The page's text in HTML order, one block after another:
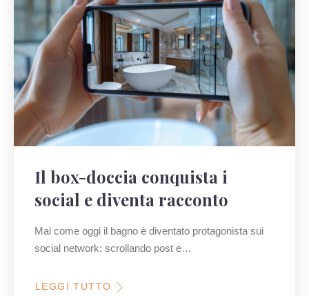
Il box-doccia conquista i
social e diventa racconto
Mai come oggi il bagno è diventato protagonista sui
social network: scrollando post e…
LEGGI TUTTO